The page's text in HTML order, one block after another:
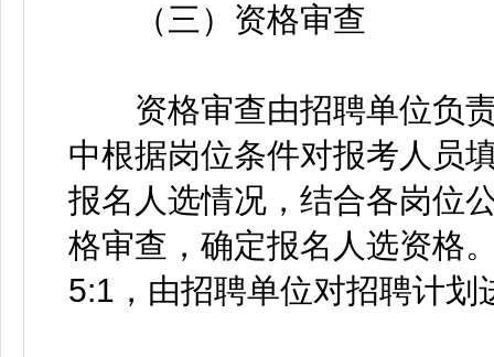
（三）资格审查
资格审查由招聘单位负责
中根据岗位条件对报考人员
报名人选情况，结合各岗位
格审查，确定报名人选资格
5:1，由招聘单位对招聘计划